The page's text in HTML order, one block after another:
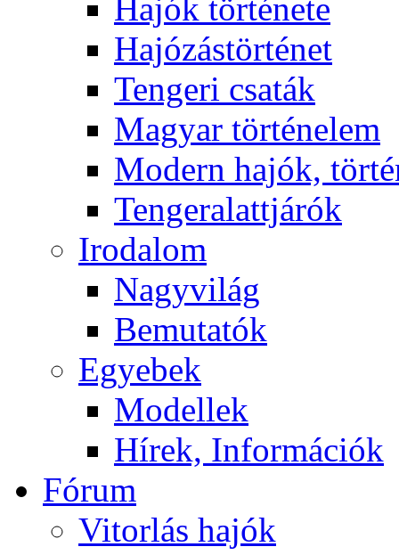
Hajók története
Hajózástörténet
Tengeri csaták
Magyar történelem
Modern hajók,
Tengeralattjárók
Irodalom
Nagyvilág
Bemutatók
Egyebek
Modellek
Hírek, Információk
Fórum
Vitorlás hajók